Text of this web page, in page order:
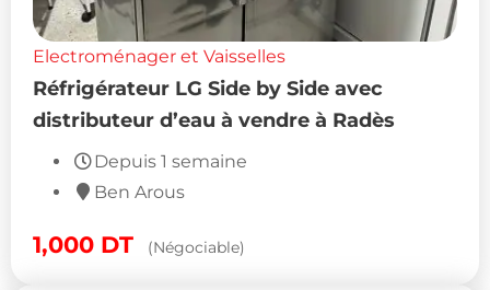
Electroménager et Vaisselles
Réfrigérateur LG Side by Side avec
distributeur d’eau à vendre à Radès
Depuis 1 semaine
Ben Arous
1,000 DT (Négociable)